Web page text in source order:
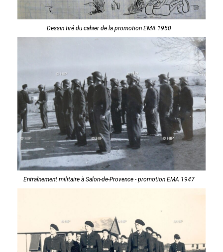
Dessin tiré du cahier de la promotion EMA 1950
Entraînement militaire à Salon-de-Provence - promotion EMA 1947